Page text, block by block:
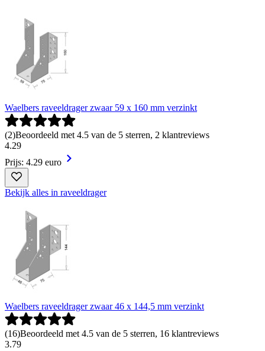
Waelbers raveeldrager zwaar 59 x 160 mm verzinkt
(2)Beoordeeld met 4.5 van de 5 sterren, 2 klantreviews
4.29
Prijs: 4.29 euro
Bekijk alles in raveeldrager
Waelbers raveeldrager zwaar 46 x 144,5 mm verzinkt
(16)Beoordeeld met 4.5 van de 5 sterren, 16 klantreviews
3.79